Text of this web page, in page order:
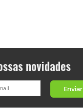
novidades
Enviar